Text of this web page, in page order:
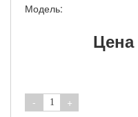
Модель:
Цена
- 1 +